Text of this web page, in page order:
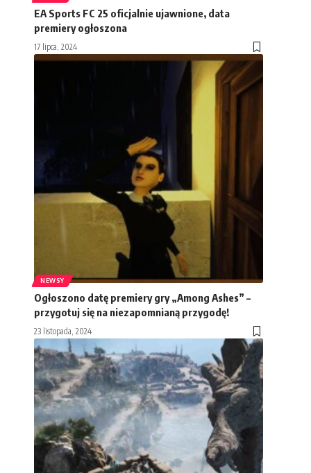
EA Sports FC 25 oficjalnie ujawnione, data
premiery ogłoszona
17 lipca, 2024
NEWSY
Ogłoszono datę premiery gry „Among Ashes” –
przygotuj się na niezapomnianą przygodę!
23 listopada, 2024